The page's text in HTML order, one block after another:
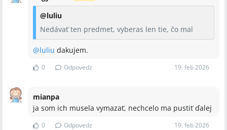
@luliu
Nedávať ten predmet, vyberas len tie, čo mal
@luliu dakujem.
0 Odpovedz 19. feb 2026
mianpa
ja som ich musela vymazať, nechcelo ma pustiť ďalej
0 Odpovedz 19. feb 2026